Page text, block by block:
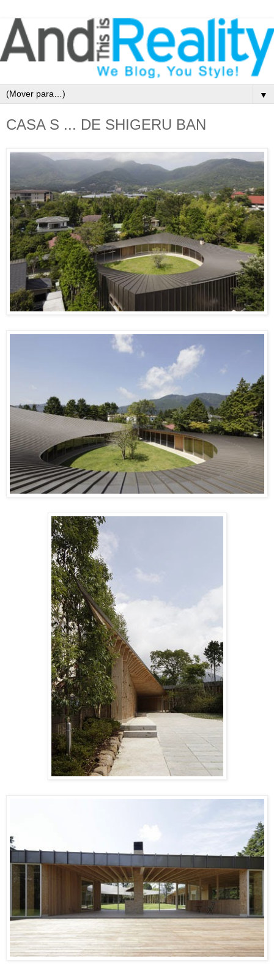
▼
CASA S ... DE SHIGERU BAN